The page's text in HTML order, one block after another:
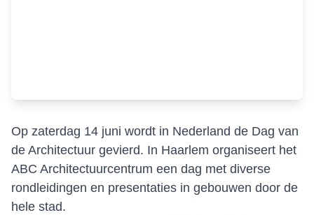
Op zaterdag 14 juni wordt in Nederland de Dag van
de Architectuur gevierd. In Haarlem organiseert het
ABC Architectuurcentrum een dag met diverse
rondleidingen en presentaties in gebouwen door de
hele stad.